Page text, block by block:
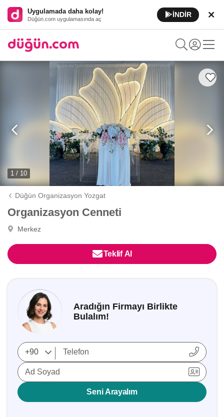
Uygulamada daha kolay!
Düğün.com uygulamasında aç
İNDİR
1 / 10
Düğün Organizasyon Yozgat
Organizasyon Cenneti
Merkez
Teklif Al
Aradığın Firmayı Birlikte
Bulalım!
Ad Soyad
Seni Arayalım